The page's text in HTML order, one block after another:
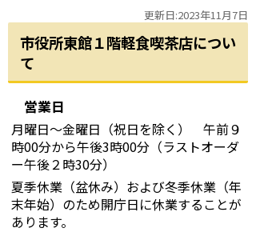
更新日:2023年11月7日
市役所東館１階軽食喫茶店につい
て
営業日
月曜日～金曜日（祝日を除く） 午前９
時00分から午後3時00分（ラストオーダ
ー午後２時30分）
夏季休業（盆休み）および冬季休業（年
末年始）のため開庁日に休業することが
あります。